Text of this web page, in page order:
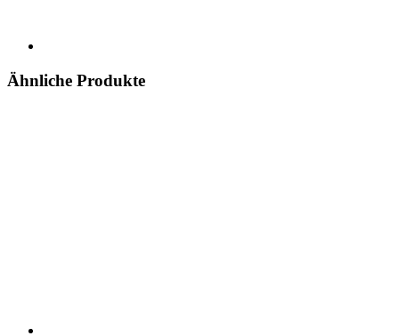
Ähnliche Produkte